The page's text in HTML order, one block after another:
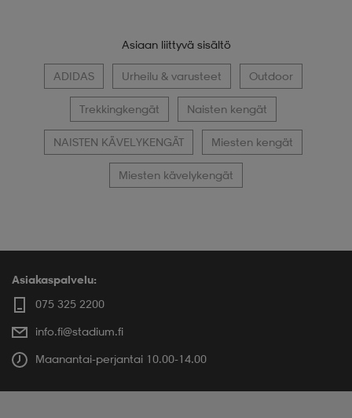
Asiaan liittyvä sisältö
ADIDAS Urheilu & varusteet Outdoor
Trekkingkengät Naisten kengät
NAISTEN KÄVELYKENGÄT Miesten kengät
Miesten kävelykengät
Asiakaspalvelu:
075 325 2200
info.fi@stadium.fi
Maanantai-perjantai 10.00-14.00